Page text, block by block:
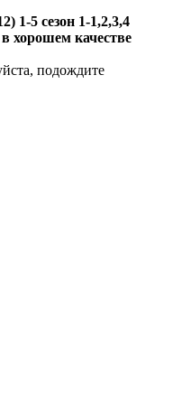
1-5 сезон 1-1,2,3,4
хорошем качестве
подождите